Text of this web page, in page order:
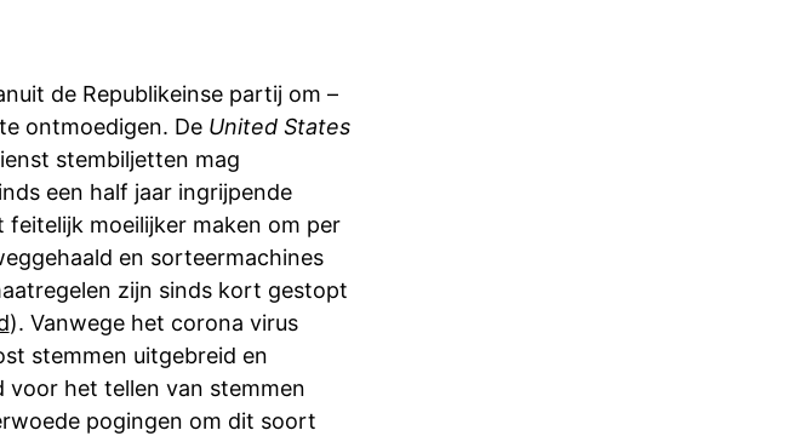
de Republikeinse partij om –
ontmoedigen. De United States
stembiljetten mag
een half jaar ingrijpende
moeilijker maken om per
en sorteermachines
zijn sinds kort gestopt
). Vanwege het corona virus
stemmen uitgebreid en
voor het tellen van stemmen
pogingen om dit soort